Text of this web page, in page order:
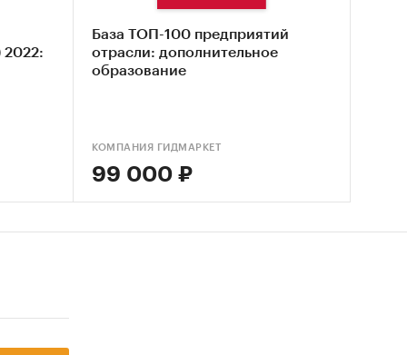
без
после
2022:
База ТОП-100 предприятий
отрасли: дополнительное
образование
КОМПАНИЯ ГИДМАРКЕТ
99 000 ₽